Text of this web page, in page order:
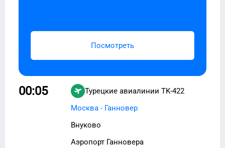
Посмотреть
00:05 Турецкие авиалинии TK-422
Москва - Ганновер
Внуково
Аэропорт Ганновера